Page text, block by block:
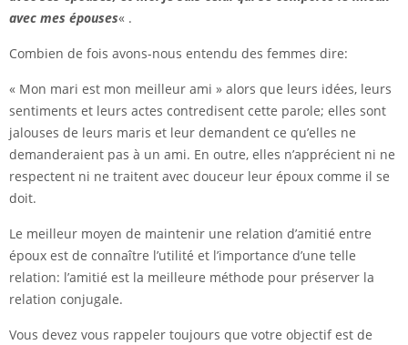
avec mes épouses« .
Combien de fois avons-nous entendu des femmes dire:
« Mon mari est mon meilleur ami » alors que leurs idées, leurs
sentiments et leurs actes contredisent cette parole; elles sont
jalouses de leurs maris et leur demandent ce qu’elles ne
demanderaient pas à un ami. En outre, elles n’apprécient ni ne
respectent ni ne traitent avec douceur leur époux comme il se
doit.
Le meilleur moyen de maintenir une relation d’amitié entre
époux est de connaître l’utilité et l’importance d’une telle
relation: l’amitié est la meilleure méthode pour préserver la
relation conjugale.
Vous devez vous rappeler toujours que votre objectif est de